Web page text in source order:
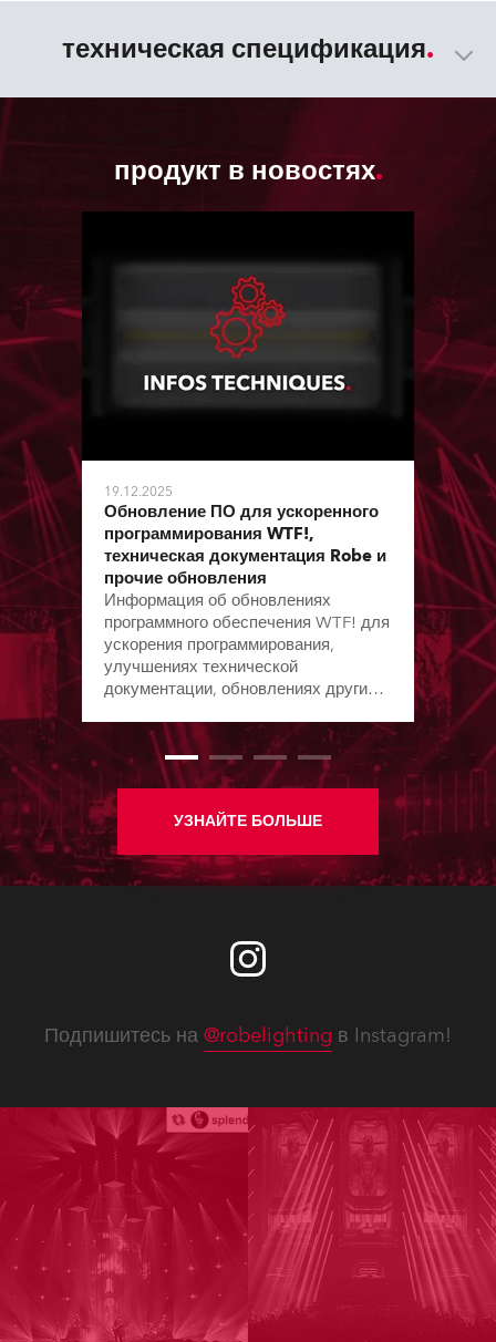
техническая спецификация
продукт в новостях
19.12.2025
Обновление ПО для ускоренного
программирования WTF!,
техническая документация Robe и
прочие обновления
Информация об обновлениях
программного обеспечения WTF! для
ускорения программирования,
улучшениях технической
документации, обновлениях других
бюллетеня.
УЗНАЙТЕ БОЛЬШЕ
Подпишитесь на @robelighting в Instagram!